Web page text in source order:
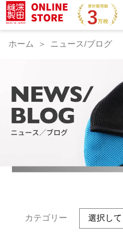
ホーム ニュース/ブログ
カテゴリー